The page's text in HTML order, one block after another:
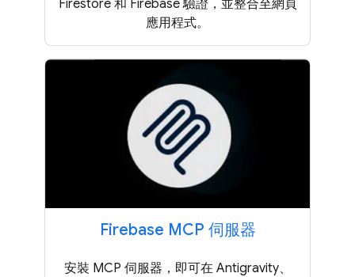
Firestore 和 Firebase 驗證，並整合至網頁
應用程式。
Firebase MCP 伺服器
安裝 MCP 伺服器，即可在 Antigravity、